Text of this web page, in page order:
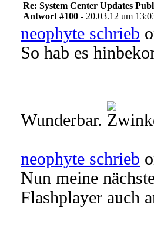
Re: System Center Updates
Antwort #100 - 20.03.12 um
neophyte schrieb
So hab es
Wunderbar.
neophyte schrieb
Nun meine
Flashplayer auch